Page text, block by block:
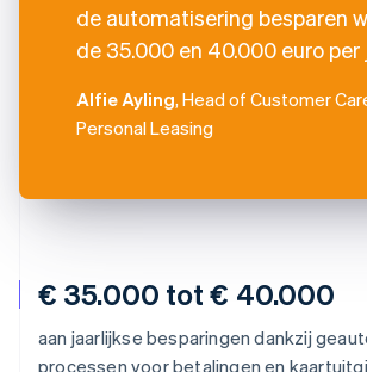
€ 35.000 tot € 40.000
aan jaarlijkse besparingen dankzij
processen voor betalingen en
de automatisering besparen
de 35.000 en 40.000 euro per
Alfie Ayling, Head of Customer
Personal Leasing